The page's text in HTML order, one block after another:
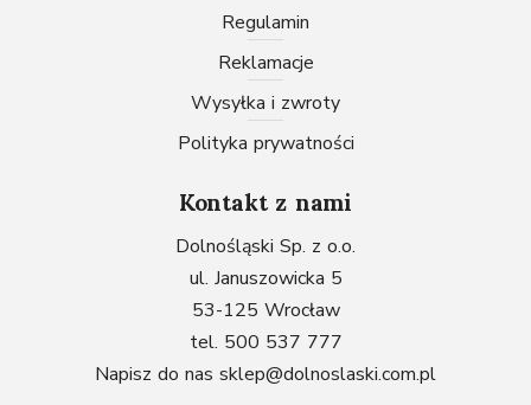
Regulamin
Reklamacje
Wysyłka i zwroty
Polityka prywatności
Kontakt z nami
Dolnośląski Sp. z o.o.
ul. Januszowicka 5
53-125 Wrocław
tel. 500 537 777
Napisz do nas sklep@dolnoslaski.com.pl